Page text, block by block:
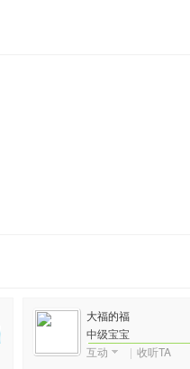
大福的福
中级宝宝
互动 | 收听TA